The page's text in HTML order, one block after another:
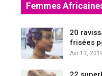
Femmes
20
frisées
Avr 13,